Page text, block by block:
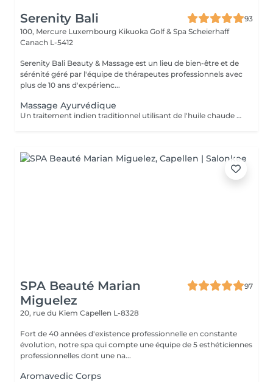
Serenity Bali
93
100, Mercure Luxembourg Kikuoka Golf & Spa Scheierhaff
Canach L-5412
Serenity Bali Beauty & Massage est un lieu de bien-être et de
sérénité géré par l'équipe de thérapeutes professionnels avec
plus de 10 ans d'expérienc...
Massage Ayurvédique
Un traitement indien traditionnel utilisant de l'huile chaude et de longs mouvements de massage fluides pour favoriser une relaxation profonde.
SPA Beauté Marian
Miguelez
97
20, rue du Kiem Capellen L-8328
Fort de 40 années d'existence professionnelle en constante
évolution, notre spa qui compte une équipe de 5 esthéticiennes
professionnelles dont une na...
Aromavedic Corps